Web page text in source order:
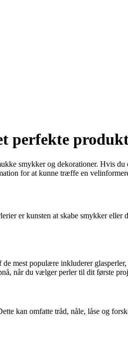
perfekte
smykker og dekorationer. Hvis
for at kunne træffe en
er kunsten at skabe smykker eller
mest populære inkluderer
når du vælger perler til dit første
kan omfatte tråd, nåle, låse og